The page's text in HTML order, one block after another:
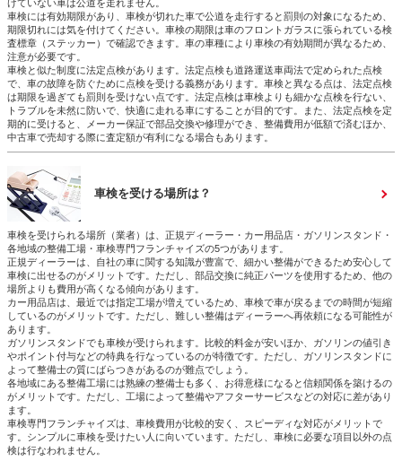
けていない車は公道を走れません。
車検には有効期限があり、車検が切れた車で公道を走行すると罰則の対象になるため、
期限切れには気を付けてください。車検の期限は車のフロントガラスに張られている検
査標章（ステッカー）で確認できます。車の車種により車検の有効期間が異なるため、
注意が必要です。
車検と似た制度に法定点検があります。法定点検も道路運送車両法で定められた点検
で、車の故障を防ぐために点検を受ける義務があります。車検と異なる点は、法定点検
は期限を過ぎても罰則を受けない点です。法定点検は車検よりも細かな点検を行ない、
トラブルを未然に防いで、快適に走れる車にすることが目的です。また、法定点検を定
期的に受けると、メーカー保証で部品交換や修理ができ、整備費用が低額で済むほか、
中古車で売却する際に査定額が有利になる場合もあります。
車検を受ける場所は？
車検を受けられる場所（業者）は、正規ディーラー・カー用品店・ガソリンスタンド・
各地域の整備工場・車検専門フランチャイズの5つがあります。
正規ディーラーは、自社の車に関する知識が豊富で、細かい整備ができるため安心して
車検に出せるのがメリットです。ただし、部品交換に純正パーツを使用するため、他の
場所よりも費用が高くなる傾向があります。
カー用品店は、最近では指定工場が増えているため、車検で車が戻るまでの時間が短縮
しているのがメリットです。ただし、難しい整備はディーラーへ再依頼になる可能性が
あります。
ガソリンスタンドでも車検が受けられます。比較的料金が安いほか、ガソリンの値引き
やポイント付与などの特典を行なっているのが特徴です。ただし、ガソリンスタンドに
よって整備士の質にばらつきがあるのが難点でしょう。
各地域にある整備工場には熟練の整備士も多く、お得意様になると信頼関係を築けるの
がメリットです。ただし、工場によって整備やアフターサービスなどの対応に差があり
ます。
車検専門フランチャイズは、車検費用が比較的安く、スピーディな対応がメリットで
す。シンプルに車検を受けたい人に向いています。ただし、車検に必要な項目以外の点
検は行なわれません。